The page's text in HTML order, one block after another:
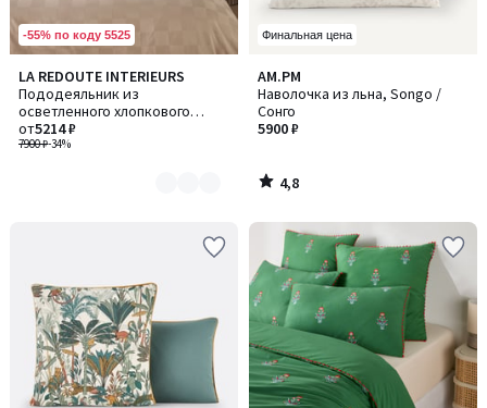
-55% по коду 5525
LA REDOUTE INTERIEURS
Пододеяльник из
осветленного хлопкового
сатина, Victor damier / Виктор
дамиер
7900 ₽-34%
от5214 ₽
Количество
цветов:
5
Финальная цена
AM.PM
Наволочка из льна, Songo /
Сонго
5900 ₽
4,8
/ 5
4,8
/